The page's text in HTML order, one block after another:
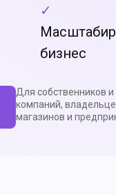
✓
бизнес
Для собственников
компаний,
магазинов и